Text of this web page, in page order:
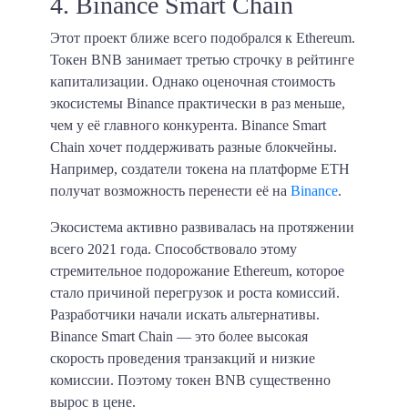
Этот проект ближе всего подобрался к Ethereum.
Токен BNB занимает третью строчку в рейтинге
капитализации. Однако оценочная стоимость
экосистемы Binance практически в раз меньше,
чем у её главного конкурента. Binance Smart
Chain хочет поддерживать разные блокчейны.
Например, создатели токена на платформе ETH
получат возможность перенести её на Binance.
Экосистема активно развивалась на протяжении
всего 2021 года. Способствовало этому
стремительное подорожание Ethereum, которое
стало причиной перегрузок и роста комиссий.
Разработчики начали искать альтернативы.
Binance Smart Chain — это более высокая
скорость проведения транзакций и низкие
комиссии. Поэтому токен BNB существенно
вырос в цене.